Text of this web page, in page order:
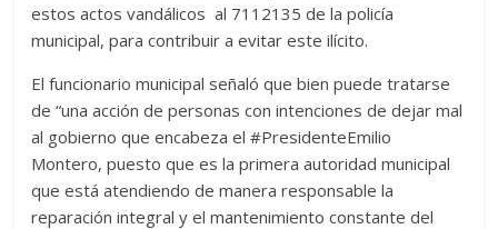
estos actos vandálicos al 7112135 de la policía
municipal, para contribuir a evitar este ilícito.
El funcionario municipal señaló que bien puede tratarse
de “una acción de personas con intenciones de dejar mal
al gobierno que encabeza el #PresidenteEmilio
Montero, puesto que es la primera autoridad municipal
que está atendiendo de manera responsable la
reparación integral y el mantenimiento constante del